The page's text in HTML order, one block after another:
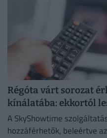
Régóta várt sorozat
kínálatába: ekkortól
A SkyShowtime
hozzáférhetők, beleértve